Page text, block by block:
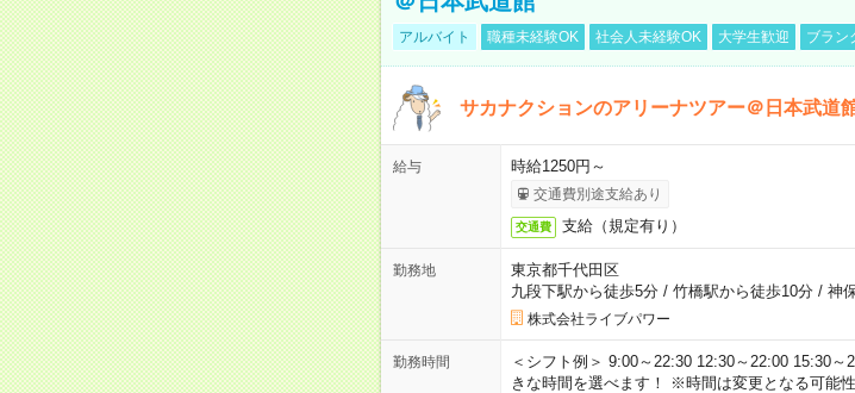
アルバイト 職種未経験OK 社会人未経験OK 大学生歓迎 ブラン
サカナクションのアリーナツアー＠日本武道
給与 時給1250円～
交通費別途支給あり
交通費 支給（規定有り）
勤務地
東京都千代田区
九段下駅から徒歩5分/ 竹橋駅から徒歩10分/ 神
株式会社ライブパワー
勤務時間
＜シフト例＞ 9:00～22:30 12:30～22:00 15:30
きな時間を選べます！ ※時間は変更となる可能